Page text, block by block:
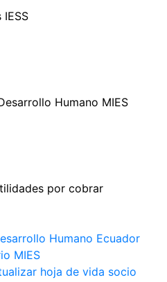
Humano Ecuador
MIES
hoja de vida socio